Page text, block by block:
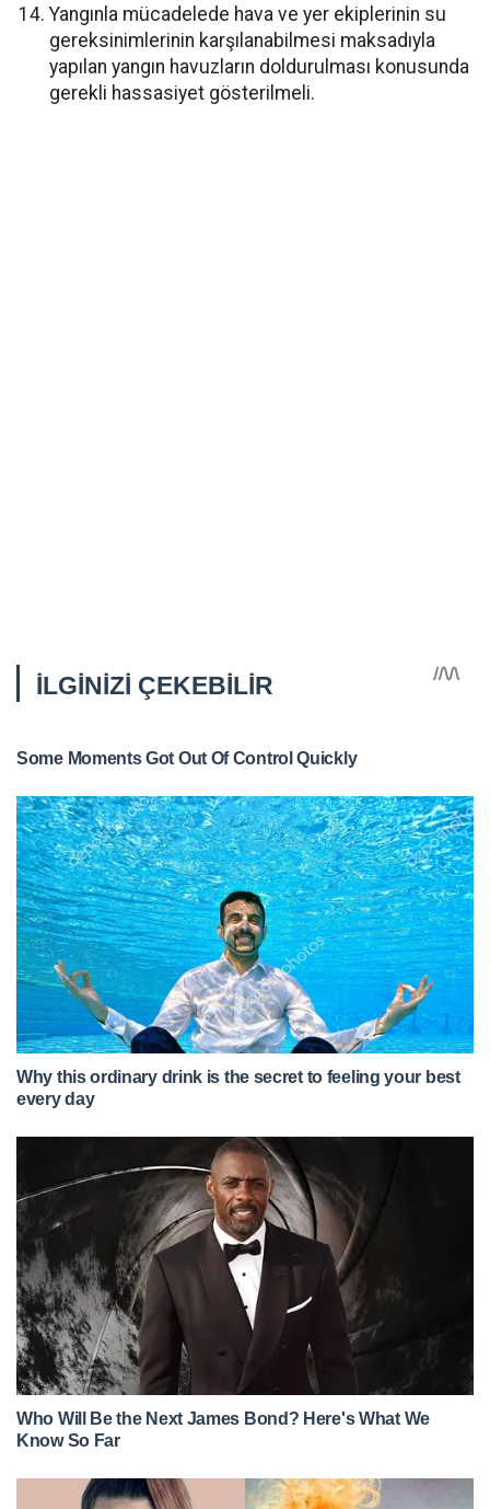
Yangınla mücadelede hava ve yer ekiplerinin su
gereksinimlerinin karşılanabilmesi maksadıyla
yapılan yangın havuzların doldurulması konusunda
gerekli hassasiyet gösterilmeli.